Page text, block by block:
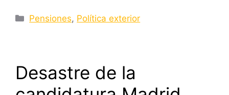
Categorías
Pensiones, Política exterior
Desastre de la